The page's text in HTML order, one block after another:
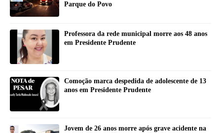
Parque do Povo
Professora da rede municipal morre aos 48 anos
em Presidente Prudente
Comoção marca despedida de adolescente de 13
anos em Presidente Prudente
Jovem de 26 anos morre após grave acidente na